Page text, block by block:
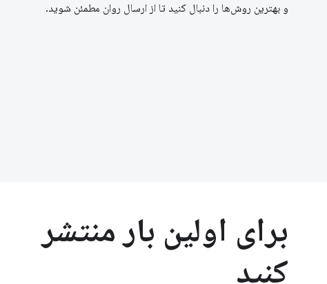
و بهترین روش‌ها را دنبال کنید تا از ارسال روان مطمئن شوید.
برای اولین بار منتشر
کنید